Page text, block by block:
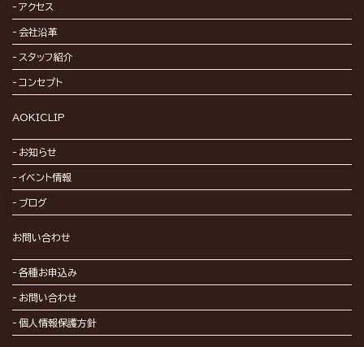
アクセス
会社沿革
スタッフ紹介
コンセプト
AOKICLIP
お知らせ
イベント情報
ブログ
お問い合わせ
各種お申込み
お問い合わせ
個人情報保護方針